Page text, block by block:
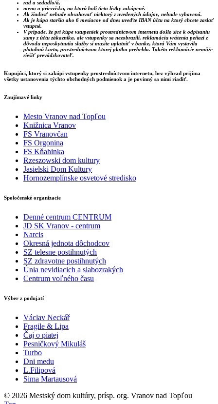
rad a sedadlo/á,
meno a priezvisko, na ktorú boli tieto lístky zakúpené.
Ak žiadosť nebude obsahovať niektorý z uvedených údajov, nebude vybavená.
Ak je kúpa staršia ako 6 mesiacov od dnes uveďte IBAN účtu na ktorý chcete zaslať
vstupné.
V prípade, že pri kúpe vstupeniek prostredníctvom internetu došlo síce k odpísaniu
sumy z účtu zákazníka, ale vstupenky sa nezobrazili, reklamáciu vrátenia peňazí z
dôvodu neposkytnutia služby si musíte uplatniť v banke, ktorá Vám vystavila
platobnú kartu, prostredníctvom ktorej platba prebehla. Takéto reklamácie nemôže
riešiť prevádzkovateľ.
Kupujúci, ktorý si zakúpi vstupenky prostredníctvom internetu, bez výhrad prijíma
všetky ustanovenia týchto obchodných podmienok a je povinný sa nimi riadiť.
Zaujímavé linky
Mesto Vranov nad Topľou
Knižnica Vranov
FS Vranovčan
FS Orgonina
FS Kňahinka
Rzeszowski dom kultury
Jasielski Dom Kultury
Hornozemplínske osvetové stredisko
Spoločenské organizacie
Denné centrum CENTRUM
JD SK Vranov - centrum
Narcis
Okresná jednota dôchodcov
SZ telesne postihnutých
SZ zdravotne postihnutých
Únia nevidiacich a slabozrakých
Centrum voľného času
Výber z podujatí
Václav Neckář
Fragile & Lipa
Čaj o piatej
Pesničkový Mikuláš
Turbo
Dni medu
L.Filipová
Sima Martausová
© 2026 Mestský dom kultúry, prísp. org. Vranov nad Topľou